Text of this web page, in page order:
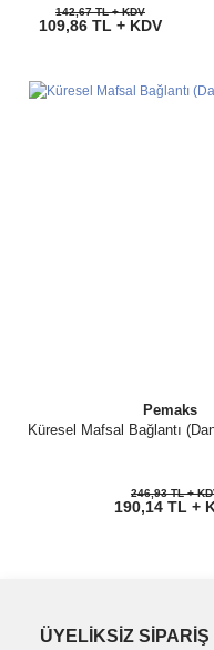
142,67 TL + KDV
109,86 TL + KDV
Pemaks
Küresel Mafsal Bağlantı
246,93 TL +
190,14 TL +
ÜYELİKSİZ SİPARİŞ